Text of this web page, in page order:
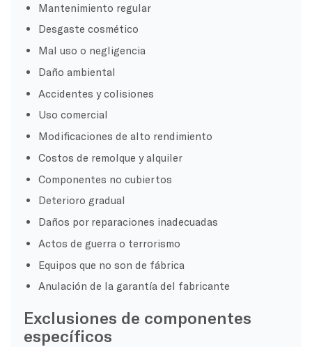
Mantenimiento regular
Desgaste cosmético
Mal uso o negligencia
Daño ambiental
Accidentes y colisiones
Uso comercial
Modificaciones de alto rendimiento
Costos de remolque y alquiler
Componentes no cubiertos
Deterioro gradual
Daños por reparaciones inadecuadas
Actos de guerra o terrorismo
Equipos que no son de fábrica
Anulación de la garantía del fabricante
Exclusiones de componentes
específicos